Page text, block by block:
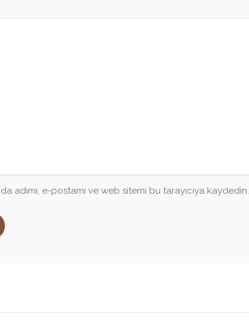
adımı, e-postamı ve web sitemi bu tarayıcıya kaydedin.